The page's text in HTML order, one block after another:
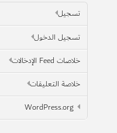
تسجيل
تسجيل الدخول
خلاصات Feed الإدخالات
خلاصة التعليقات
WordPress.org